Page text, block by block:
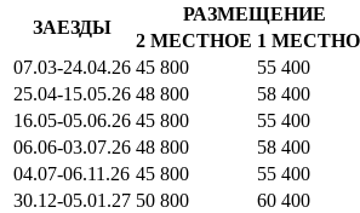
ЗАЕЗДЫ
РАЗМЕЩЕНИЕ
2 МЕСТНОЕ 1
07.03-24.04.26 45 800
55 400
25.04-15.05.26 48 800
58 400
16.05-05.06.26 45 800
55 400
06.06-03.07.26 48 800
58 400
04.07-06.11.26 45 800
55 400
30.12-05.01.27 50 800
60 400